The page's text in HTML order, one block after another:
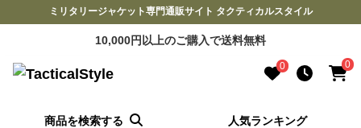
ミリタリージャケット専門通販サイト タクティカルスタイル
10,000円以上のご購入で送料無料
0 0
商品を検索する 人気ランキング